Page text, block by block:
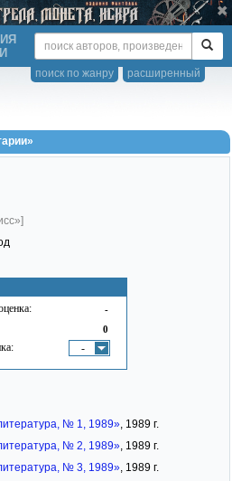
расширенный
поиск по жанру
-
0
-
№ 1, 1989», 1989 г.
№ 2, 1989», 1989 г.
№ 3, 1989», 1989 г.